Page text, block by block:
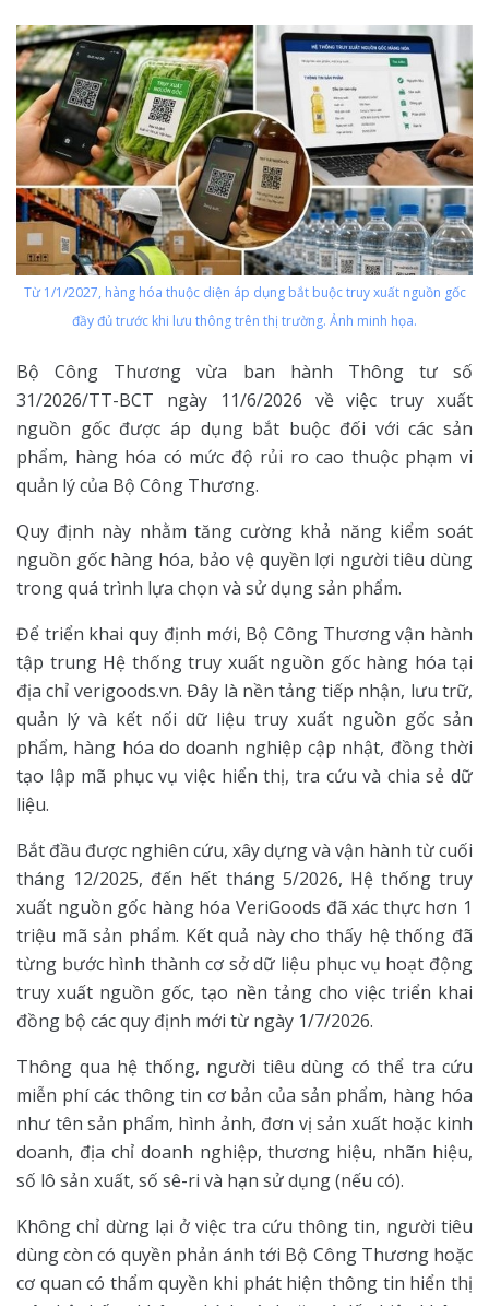
Từ 1/1/2027, hàng hóa thuộc diện áp dụng bắt buộc truy xuất nguồn gốc
đầy đủ trước khi lưu thông trên thị trường. Ảnh minh họa.
Bộ Công Thương vừa ban hành Thông tư số
31/2026/TT-BCT ngày 11/6/2026 về việc truy xuất
nguồn gốc được áp dụng bắt buộc đối với các sản
phẩm, hàng hóa có mức độ rủi ro cao thuộc phạm vi
quản lý của Bộ Công Thương.
Quy định này nhằm tăng cường khả năng kiểm soát
nguồn gốc hàng hóa, bảo vệ quyền lợi người tiêu dùng
trong quá trình lựa chọn và sử dụng sản phẩm.
Để triển khai quy định mới, Bộ Công Thương vận hành
tập trung Hệ thống truy xuất nguồn gốc hàng hóa tại
địa chỉ verigoods.vn. Đây là nền tảng tiếp nhận, lưu trữ,
quản lý và kết nối dữ liệu truy xuất nguồn gốc sản
phẩm, hàng hóa do doanh nghiệp cập nhật, đồng thời
tạo lập mã phục vụ việc hiển thị, tra cứu và chia sẻ dữ
liệu.
Bắt đầu được nghiên cứu, xây dựng và vận hành từ cuối
tháng 12/2025, đến hết tháng 5/2026, Hệ thống truy
xuất nguồn gốc hàng hóa VeriGoods đã xác thực hơn 1
triệu mã sản phẩm. Kết quả này cho thấy hệ thống đã
từng bước hình thành cơ sở dữ liệu phục vụ hoạt động
truy xuất nguồn gốc, tạo nền tảng cho việc triển khai
đồng bộ các quy định mới từ ngày 1/7/2026.
Thông qua hệ thống, người tiêu dùng có thể tra cứu
miễn phí các thông tin cơ bản của sản phẩm, hàng hóa
như tên sản phẩm, hình ảnh, đơn vị sản xuất hoặc kinh
doanh, địa chỉ doanh nghiệp, thương hiệu, nhãn hiệu,
số lô sản xuất, số sê-ri và hạn sử dụng (nếu có).
Không chỉ dừng lại ở việc tra cứu thông tin, người tiêu
dùng còn có quyền phản ánh tới Bộ Công Thương hoặc
cơ quan có thẩm quyền khi phát hiện thông tin hiển thị